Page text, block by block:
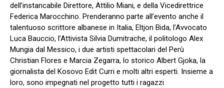
dell’instancabile Direttore, Attilio Miani, e della Vicedirettrice
Federica Marocchino. Prenderanno parte all’evento anche il
talentuoso scrittore albanese in Italia, Eltjon Bida, l’Avvocato
Luca Bauccio, l’Attivista Silvia Dumitrache, il politologo Alex
Mungia dal Messico, i due artisti spettacolari del Perù
Christian Flores e Marcia Zegarra, lo storico Albert Gjoka, la
giornalista del Kosovo Edit Curri e molti altri esperti. Insieme a
loro, sono impegnati nel progetto tutti i ragazzi